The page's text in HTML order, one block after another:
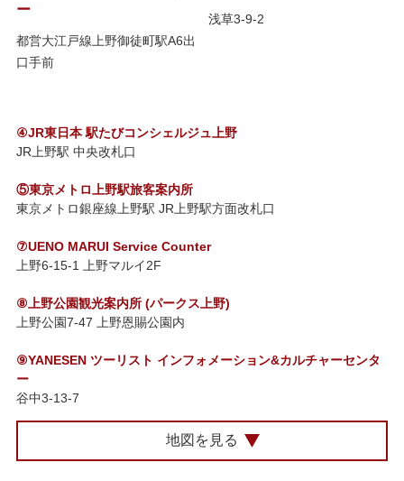
ー
都営大江戸線上野御徒町駅A6出
口手前
浅草3-9-2
④JR東日本 駅たびコンシェルジュ上野
JR上野駅 中央改札口
⑤東京メトロ上野駅旅客案内所
東京メトロ銀座線上野駅 JR上野駅方面改札口
⑦UENO MARUI Service Counter
上野6-15-1 上野マルイ2F
⑧上野公園観光案内所 (パークス上野)
上野公園7-47 上野恩賜公園内
⑨YANESEN ツーリスト インフォメーション&カルチャーセンタ
ー
谷中3-13-7
地図を見る